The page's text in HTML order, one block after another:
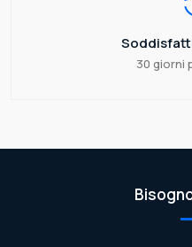
30 giorni